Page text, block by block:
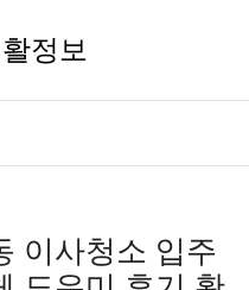
정보
이사청소 입주